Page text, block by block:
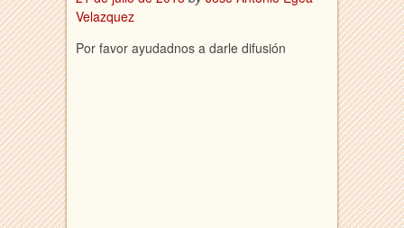
Velazquez
Por favor ayudadnos a darle difusión